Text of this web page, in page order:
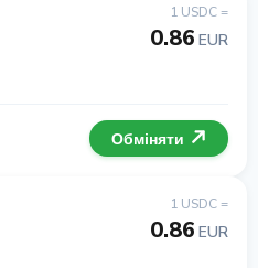
1 USDC =
0.86 EUR
Обміняти
1 USDC =
0.86 EUR